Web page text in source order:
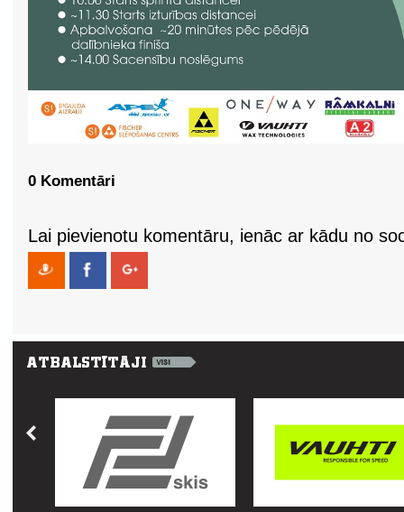
0 Komentāri
Lai pievienotu komentāru, ienāc ar kādu no